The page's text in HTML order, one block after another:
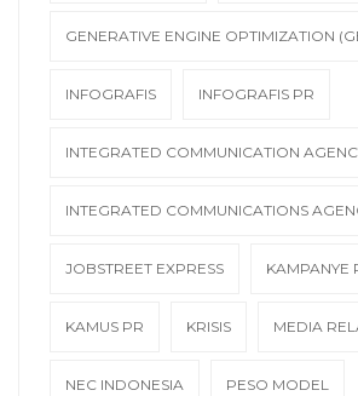
GENERATIVE ENGINE OPTIMIZATION
INFOGRAFIS INFOGRAFIS PR
INTEGRATED COMMUNICATION
INTEGRATED COMMUNICATIONS
JOBSTREET EXPRESS KAMPANYE
KAMUS PR KRISIS MEDIA
NEC INDONESIA PESO MODEL